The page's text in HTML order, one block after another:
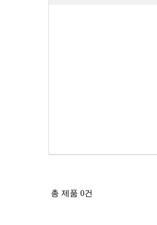
총 제품 0건